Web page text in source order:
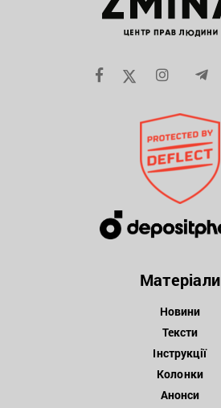
Матеріали
Новини
Тексти
Інструкції
Колонки
Анонси